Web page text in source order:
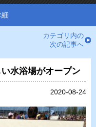
カテゴリ内の
次の記事へ
い水浴場がオープン
2020-08-24